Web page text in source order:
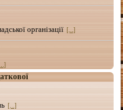
організації [...]
[...]